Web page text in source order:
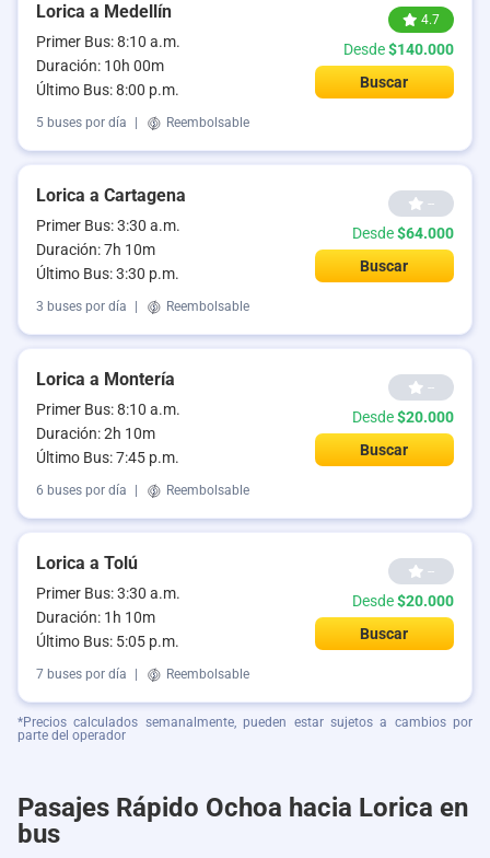
Lorica a Medellín
Primer Bus: 8:10 a.m.
Duración: 10h 00m
Último Bus: 8:00 p.m.
4.7
Desde$140.000
Buscar
5 buses por día Reembolsable
Lorica a Cartagena
Primer Bus: 3:30 a.m.
Duración: 7h 10m
Último Bus: 3:30 p.m.
--
Desde$64.000
Buscar
3 buses por día Reembolsable
Lorica a Montería
Primer Bus: 8:10 a.m.
Duración: 2h 10m
Último Bus: 7:45 p.m.
--
Desde$20.000
Buscar
6 buses por día Reembolsable
Lorica a Tolú
Primer Bus: 3:30 a.m.
Duración: 1h 10m
Último Bus: 5:05 p.m.
--
Desde$20.000
Buscar
7 buses por día Reembolsable
*Precios calculados semanalmente, pueden estar sujetos a cambios por
parte del operador
Pasajes Rápido Ochoa hacia Lorica en
bus